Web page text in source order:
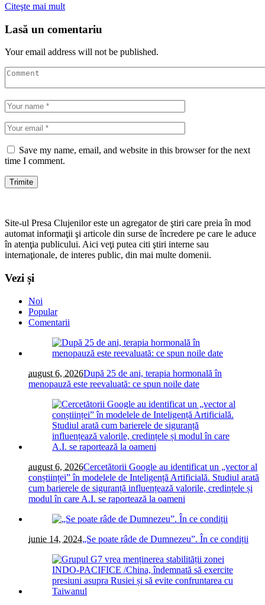
Citeşte mai mult
Lasă un comentariu
Your email address will not be published.
Save my name, email, and website in this browser for the next
time I comment.
Site-ul Presa Clujenilor este un agregator de ştiri care preia în mod
automat informaţii şi articole din surse de încredere pe care le aduce
în atenţia publicului. Aici veţi putea citi ştiri interne sau
internaţionale, de interes public, din mai multe domenii.
Vezi și
Noi
Popular
Comentarii
august 6, 2026După 25 de ani, terapia hormonală în
menopauză este reevaluată: ce spun noile date
august 6, 2026Cercetătorii Google au identificat un „vector al
conștiinței” în modelele de Inteligență Artificială. Studiul arată
cum barierele de siguranță influențează valorile, credințele și
modul în care A.I. se raportează la oameni
iunie 14, 2024„Se poate râde de Dumnezeu”. În ce condiții